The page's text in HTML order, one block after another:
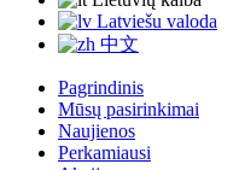
Latviešu valoda
中文
Pagrindinis
Mūsų pasirinkimai
Naujienos
Perkamiausi